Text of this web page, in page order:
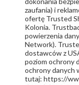
zaufania) i
ofertę Trusted
Kolonia.
powierzenia
Network).
dostawców z
poziom ochrony
ochrony danych
tutaj: https://